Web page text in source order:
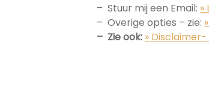
– Stuur mij een Email: »
– Overige opties – zie:
– Zie ook: » Disclaimer-